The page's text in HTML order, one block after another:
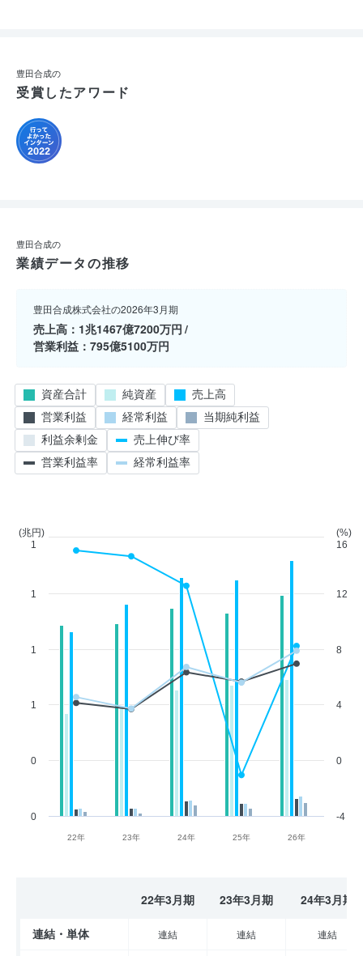
豊田合成の
受賞したアワード
豊田合成の
業績データの推移
豊田合成株式会社の2026年3月期
売上高
1兆1467億7200万円
営業利益
795億5100万円
22年 23年 24年 25年 26年
0
0
1
1
1
(兆円)
1
-4
0
4
8
12
(%)
16
資産合計 純資産
売上高
営業利益
経常利益
当期純利益
利益余剰金
売上伸び率
営業利益率
経常利益率
22年3月期 23年3月期 24年3月期
連結・単体 連結 連結 連結